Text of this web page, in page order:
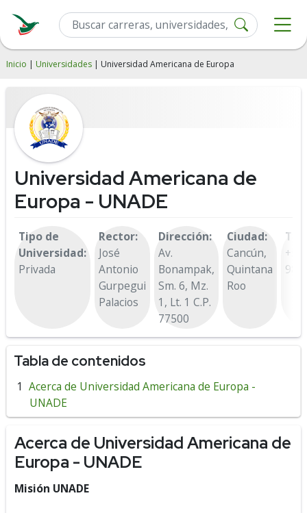
Inicio | Universidades | Universidad Americana de Europa
Universidad Americana de
Europa - UNADE
Tipo de
Universidad:
Privada
Rector:
José
Antonio
Gurpegui
Palacios
Dirección:
Av.
Bonampak,
Sm. 6, Mz.
1, Lt. 1 C.P.
77500
Ciudad:
Cancún,
Quintana
Roo
+52
980
Tabla de contenidos
Acerca de Universidad Americana de Europa -
UNADE
Acerca de Universidad Americana de
Europa - UNADE
Misión UNADE